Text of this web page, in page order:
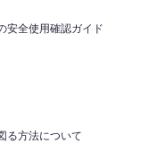
安全使用確認ガイド
る方法について